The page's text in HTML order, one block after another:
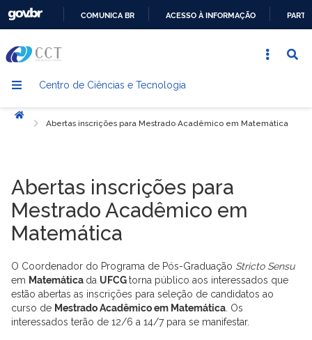
CONTEÚDO
COMUNICA BR ACESSO À INFORMAÇÃO
Centro de Ciências e Tecnologia
Início
Abertas inscrições para Mestrado Acadêmico em Matemática
Abertas inscrições para
Mestrado Acadêmico em
Matemática
O Coordenador do Programa de Pós-Graduação Stricto Sensu
em Matemática da UFCGtorna público aos interessados que
estão abertas as inscrições para seleção de candidatos ao
curso de Mestrado Acadêmico em Matemática . Os
interessados terão de 12/6 a 14/7 para se manifestar.